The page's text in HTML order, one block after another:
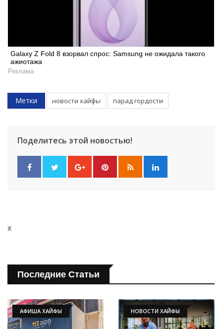
Galaxy Z Fold 8 взорвал спрос: Samsung не ожидала такого
ажиотажа
Реклама
Метки новости хайфы парад гордости
Поделитесь этой новостью!
x
Последние Статьи
АФИША ХАЙФЫ НОВОСТИ ХАЙФЫ